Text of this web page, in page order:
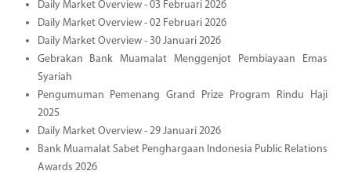
Daily Market Overview - 03 Februari 2026
Daily Market Overview - 02 Februari 2026
Daily Market Overview - 30 Januari 2026
Gebrakan Bank Muamalat Menggenjot Pembiayaan Emas
Syariah
Pengumuman Pemenang Grand Prize Program Rindu Haji
2025
Daily Market Overview - 29 Januari 2026
Bank Muamalat Sabet Penghargaan Indonesia Public Relations
Awards 2026